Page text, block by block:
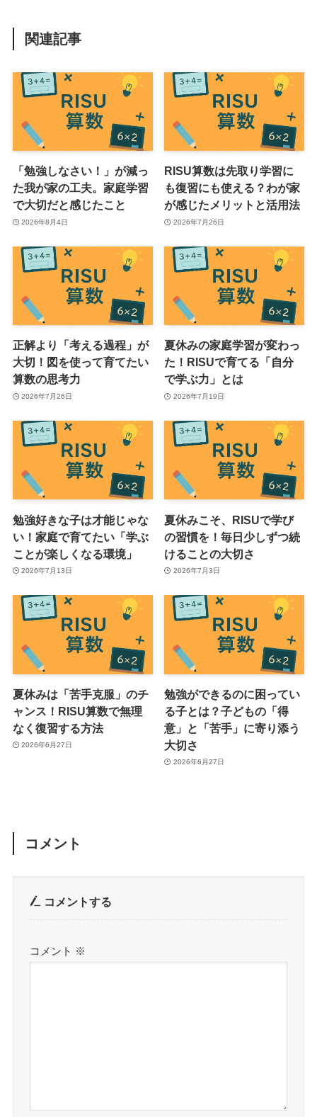
関連記事
「勉強しなさい！」が減っ
た我が家の工夫。家庭学習
で大切だと感じたこと
2026年8月4日
RISU算数は先取り学習に
も復習にも使える？わが家
が感じたメリットと活用法
2026年7月26日
正解より「考える過程」が
大切！図を使って育てたい
算数の思考力
2026年7月26日
夏休みの家庭学習が変わっ
た！RISUで育てる「自分
で学ぶ力」とは
2026年7月19日
勉強好きな子は才能じゃな
い！家庭で育てたい「学ぶ
ことが楽しくなる環境」
2026年7月13日
夏休みこそ、RISUで学び
の習慣を！毎日少しずつ続
けることの大切さ
2026年7月3日
夏休みは「苦手克服」のチ
ャンス！RISU算数で無理
なく復習する方法
2026年6月27日
勉強ができるのに困ってい
る子とは？子どもの「得
意」と「苦手」に寄り添う
大切さ
2026年6月27日
コメント
コメントする
コメント ※